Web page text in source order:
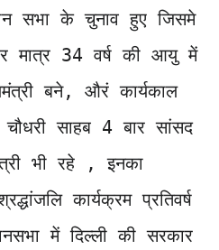
सभा के चुनाव हुए जिसमे
मात्र 34 वर्ष की आयु में
बने, औरं कार्यकाल
साहब 4 बार सांसद
भी रहे , इनका
कार्यक्रम प्रतिवर्ष
में दिल्ली की सरकार